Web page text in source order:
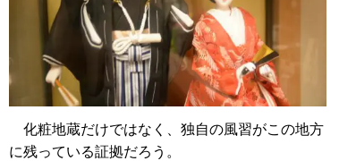
化粧地蔵だけではなく、独自の風習がこの地方
に残っている証拠だろう。